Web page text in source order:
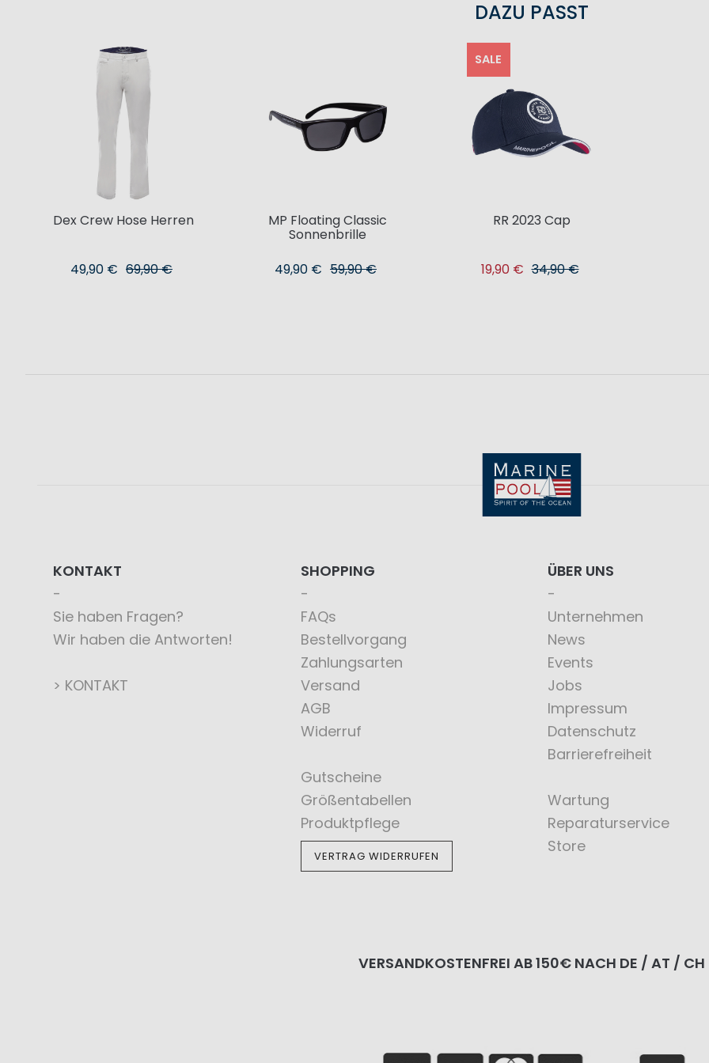
DAZU PASST
Dex Crew Hose Herren
49,90 € 69,90 €
MP Floating Classic
Sonnenbrille
49,90 € 59,90 €
SALE
RR 2023 Cap
19,90 € 34,90 €
KONTAKT
Sie haben Fragen?
Wir haben die Antworten!
> KONTAKT
SHOPPING
FAQs
Bestellvorgang
Zahlungsarten
Versand
AGB
Widerruf
Gutscheine
Größentabellen
Produktpflege
VERTRAG WIDERRUFEN
ÜBER UNS
Unternehmen
News
Events
Jobs
Impressum
Datenschutz
Barrierefreiheit
Wartung
Reparaturservice
Store
VERSANDKOSTENFREI AB 150€ NACH DE / AT / CH